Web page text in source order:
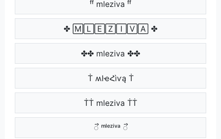
ᶠᶠ mleziva ᶠᶠ
✤ 🄼🄻🄴🅉🄸🅅🄰 ✤
✤✤ mleziva ✤✤
Ṫ ʍӀҽՀìѵą Ṫ
ṪṪ mleziva ṪṪ
ᯭ ᵐˡᵉᶻⁱᵛᵃ ᯭ